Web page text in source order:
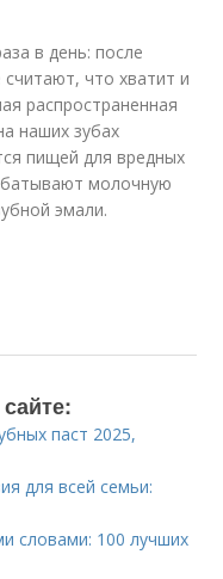
в день: после
что хватит и
распространенная
наших зубах
пищей для вредных
молочную
эмали.
паст 2025,
для всей семьи:
словами: 100 лучших